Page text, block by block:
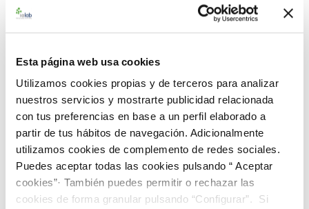
Esta página web usa cookies
Utilizamos cookies propias y de terceros para analizar
nuestros servicios y mostrarte publicidad relacionada
con tus preferencias en base a un perfil elaborado a
partir de tus hábitos de navegación. Adicionalmente
utilizamos cookies de complemento de redes sociales.
Puedes aceptar todas las cookies pulsando “ Aceptar
cookies”· También puedes permitir o rechazar las
cookies de forma granular pulsando “Configurar”. Si
990153 BAControlH Trichuris spp.
187,00 €
AÑADIR AL CARRITO